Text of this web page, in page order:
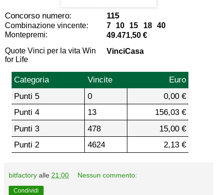
Concorso numero: 115
Combinazione vincente:
7 10 15 18 40
Montepremi:
49.471,50 €
Quote Vinci per la vita Win
for Life
VinciCasa
Categoria Vincite
Euro
Punti 5
0
0,00 €
Punti 4
13
156,03 €
Punti 3
478
15,00 €
Punti 2
4624 2,13 €
bitfactory alle 21:00 Nessun commento:
Condividi